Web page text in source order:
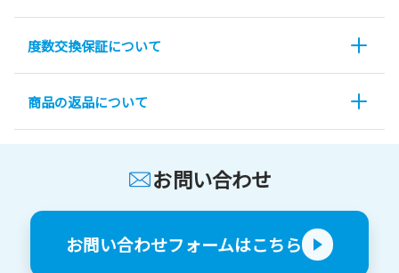
度数交換保証について
商品の返品について
お問い合わせ
お問い合わせフォームはこちら